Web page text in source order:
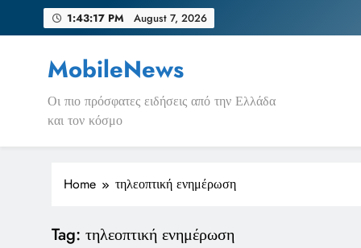
1:43:17 PM August 7, 2026
MobileNews
Οι πιο πρόσφατες ειδήσεις από την Ελλάδα
και τον κόσμο
Home τηλεοπτική ενημέρωση
Tag: τηλεοπτική ενημέρωση